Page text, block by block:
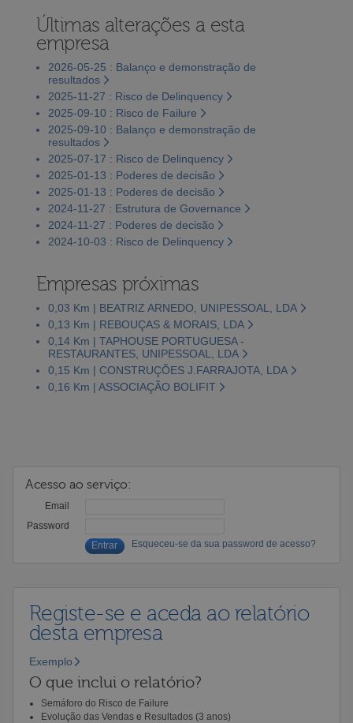
Últimas alterações a esta
empresa
2026-05-25 : Balanço e demonstração de
resultados
2025-11-27 : Risco de Delinquency
2025-09-10 : Risco de Failure
2025-09-10 : Balanço e demonstração de
resultados
2025-07-17 : Risco de Delinquency
2025-01-13 : Poderes de decisão
2025-01-13 : Poderes de decisão
2024-11-27 : Estrutura de Governance
2024-11-27 : Poderes de decisão
2024-10-03 : Risco de Delinquency
Empresas próximas
0,03 Km | BEATRIZ ARNEDO, UNIPESSOAL, LDA
0,13 Km | REBOUÇAS & MORAIS, LDA
0,14 Km | TAPHOUSE PORTUGUESA -
RESTAURANTES, UNIPESSOAL, LDA
0,15 Km | CONSTRUÇÕES J.FARRAJOTA, LDA
0,16 Km | ASSOCIAÇÃO BOLIFIT
Acesso ao serviço:
Email
Password
Esqueceu-se da sua password de acesso?
Registe-se e aceda ao relatório
desta empresa
Exemplo
O que inclui o relatório?
Semáforo do Risco de Failure
Evolução das Vendas e Resultados (3 anos)